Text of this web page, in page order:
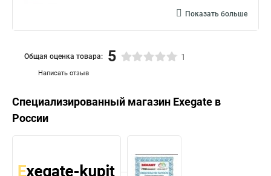
Показать больше
Написать отзыв
Общая оценка товара: 5 1
Специализированный магазин Exegate в
России